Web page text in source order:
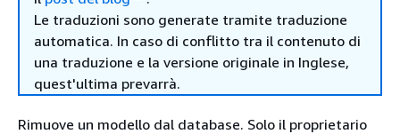
Le traduzioni sono generate tramite traduzione
automatica. In caso di conflitto tra il contenuto di
una traduzione e la versione originale in Inglese,
quest'ultima prevarrà.
Rimuove un modello dal database. Solo il proprietario